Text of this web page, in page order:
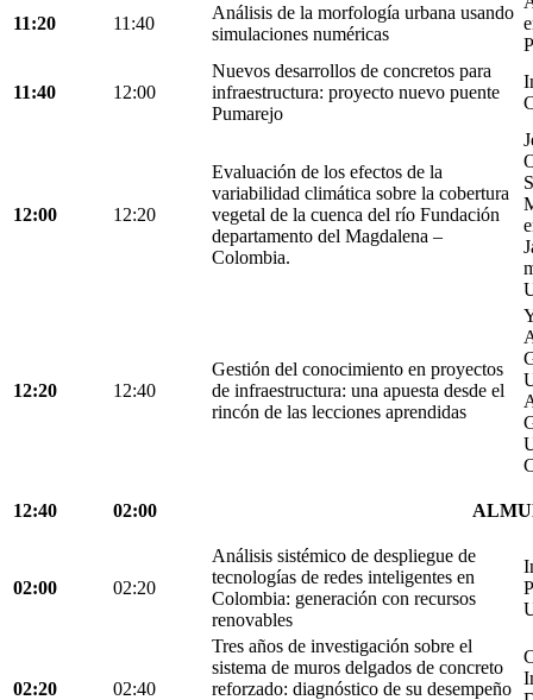
11:20 11:40
Análisis de la morfología urbana usando
simulaciones numéricas
11:40 12:00
Nuevos desarrollos de concretos para
infraestructura: proyecto nuevo puente
Pumarejo
12:00 12:20
Evaluación de los efectos de la
variabilidad climática sobre la cobertura
vegetal de la cuenca del río Fundación
departamento del Magdalena –
Colombia.
12:20 12:40
Gestión del conocimiento en proyectos
de infraestructura: una apuesta desde el
rincón de las lecciones aprendidas
12:40 02:00
02:00 02:20
Análisis sistémico de despliegue de
tecnologías de redes inteligentes en
Colombia: generación con recursos
renovables
02:20 02:40
Tres años de investigación sobre el
sistema de muros delgados de concreto
reforzado: diagnóstico de su desempeño